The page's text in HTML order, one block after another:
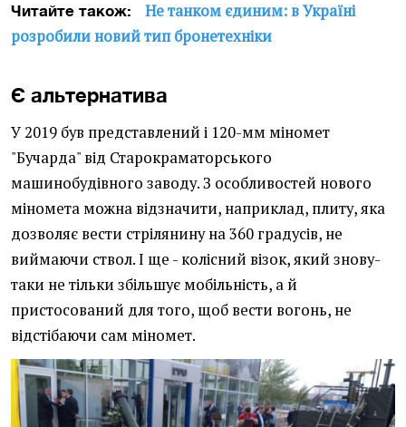
Читайте також:
Не танком єдиним: в Україні
розробили новий тип бронетехніки
Є альтернатива
У 2019 був представлений і 120-мм міномет
"Бучарда" від Старокраматорського
машинобудівного заводу. З особливостей нового
міномета можна відзначити, наприклад, плиту, яка
дозволяє вести стрілянину на 360 градусів, не
виймаючи ствол. І ще - колісний візок, який знову-
таки не тільки збільшує мобільність, а й
пристосований для того, щоб вести вогонь, не
відстібаючи сам міномет.